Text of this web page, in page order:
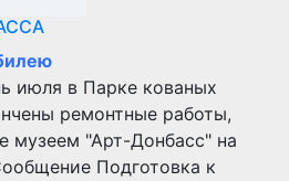
июля в Парке кованых
ремонтные работы,
музеем "Арт-Донбасс" на
Подготовка к